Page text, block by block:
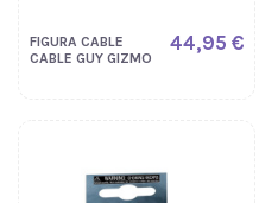
FIGURA CABLE
CABLE GUY GIZMO
44,95 €